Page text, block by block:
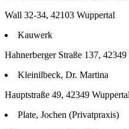
Wall 32-34, 42103 Wuppertal
Kauwerk
Hahnerberger Straße 137, 42349
Kleinilbeck, Dr. Martina
Hauptstraße 49, 42349 Wuppertal
Plate, Jochen (Privatpraxis)